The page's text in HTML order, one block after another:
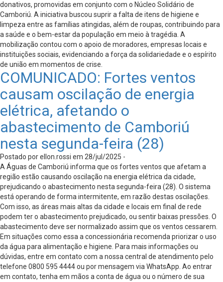
donativos, promovidas em conjunto com o Núcleo Solidário de
Camboriú. A iniciativa buscou suprir a falta de itens de higiene e
limpeza entre as famílias atingidas, além de roupas, contribuindo para
a saúde e o bem-estar da população em meio à tragédia. A
mobilização contou com o apoio de moradores, empresas locais e
instituições sociais, evidenciando a força da solidariedade e o espírito
de união em momentos de crise.
COMUNICADO: Fortes ventos
causam oscilação de energia
elétrica, afetando o
abastecimento de Camboriú
nesta segunda-feira (28)
Postado por ellon.rossi em 28/jul/2025 -
A Águas de Camboriú informa que os fortes ventos que afetam a
região estão causando oscilação na energia elétrica da cidade,
prejudicando o abastecimento nesta segunda-feira (28). O sistema
está operando de forma intermitente, em razão destas oscilações.
Com isso, as áreas mais altas da cidade e locais em final de rede
podem ter o abastecimento prejudicado, ou sentir baixas pressões. O
abastecimento deve ser normalizado assim que os ventos cessarem.
Em situações como essa a concessionária recomenda priorizar o uso
da água para alimentação e higiene. Para mais informações ou
dúvidas, entre em contato com a nossa central de atendimento pelo
telefone 0800 595 4444 ou por mensagem via WhatsApp. Ao entrar
em contato, tenha em mãos a conta de água ou o número de sua